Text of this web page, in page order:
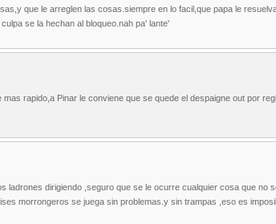
que le arreglen las cosas.siempre en lo facil,que papa le
se la hechan al bloqueo.nah pa' lante'
rapido,a Pinar le conviene que se quede el despaigne out por
ladrones dirigiendo ,seguro que se le ocurre cualquier cosa que no
morrongeros se juega sin problemas.y sin trampas ,eso es